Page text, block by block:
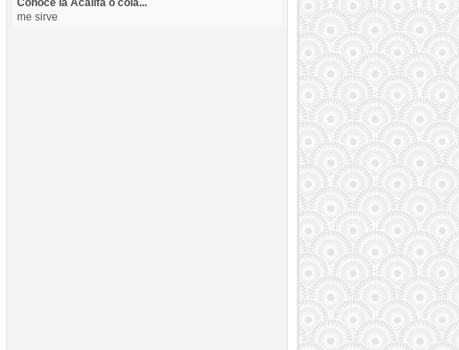
Conoce la Acalifa o cola...
me sirve